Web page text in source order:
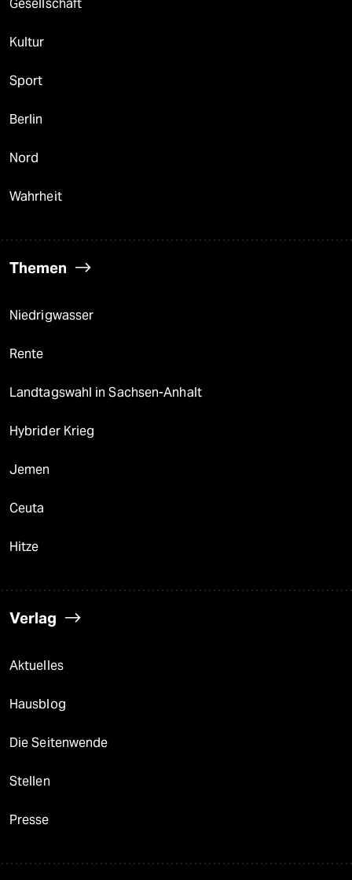
Gesellschaft
Kultur
Sport
Berlin
Nord
Wahrheit
Themen
Niedrigwasser
Rente
Landtagswahl in Sachsen-Anhalt
Hybrider Krieg
Jemen
Ceuta
Hitze
Verlag
Aktuelles
Hausblog
Die Seitenwende
Stellen
Presse